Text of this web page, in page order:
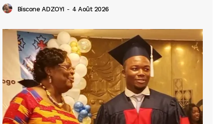
Biscone ADZOYI - 4 Août 2026